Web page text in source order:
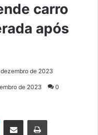
carro
após
de 2023
de 2023 0
Telegram